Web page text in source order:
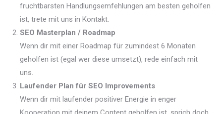
fruchtbarsten Handlungsemfehlungen am besten geholfen
ist, trete mit uns in Kontakt.
SEO Masterplan / Roadmap
Wenn dir mit einer Roadmap für zumindest 6 Monaten
geholfen ist (egal wer diese umsetzt), rede einfach mit
uns.
Laufender Plan für SEO Improvements
Wenn dir mit laufender positiver Energie in enger